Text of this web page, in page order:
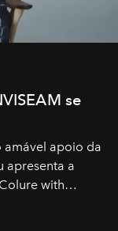
se
amável apoio da
apresenta a
with